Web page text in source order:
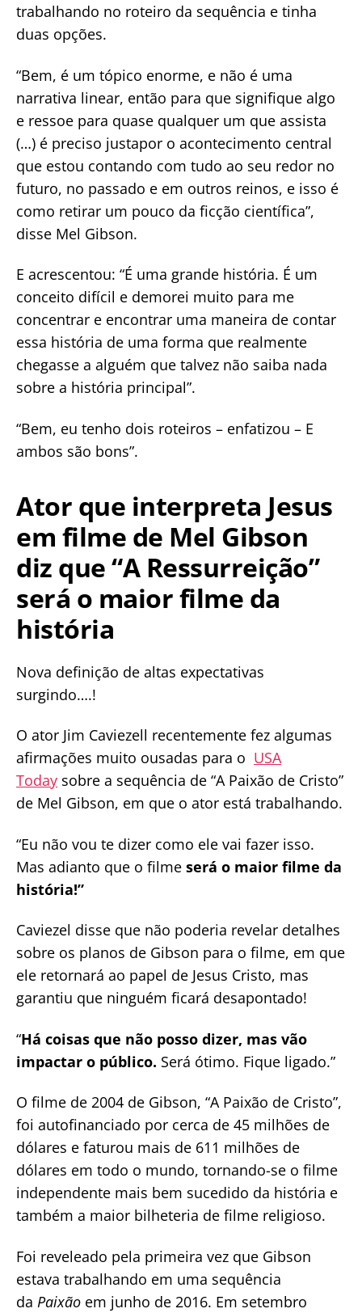
trabalhando no roteiro da sequência e tinha
duas opções.
“Bem, é um tópico enorme, e não é uma
narrativa linear, então para que signifique algo
e ressoe para quase qualquer um que assista
(…) é preciso justapor o acontecimento central
que estou contando com tudo ao seu redor no
futuro, no passado e em outros reinos, e isso é
como retirar um pouco da ficção científica”,
disse Mel Gibson.
E acrescentou: “É uma grande história. É um
conceito difícil e demorei muito para me
concentrar e encontrar uma maneira de contar
essa história de uma forma que realmente
chegasse a alguém que talvez não saiba nada
sobre a história principal”.
“Bem, eu tenho dois roteiros – enfatizou – E
ambos são bons”.
Ator que interpreta Jesus
em filme de Mel Gibson
diz que “A Ressurreição”
será o maior filme da
história
Nova definição de altas expectativas
surgindo….!
O ator Jim Caviezell recentemente fez algumas
afirmações muito ousadas para o USA
Today sobre a sequência de “A Paixão de Cristo”
de Mel Gibson, em que o ator está trabalhando.
“Eu não vou te dizer como ele vai fazer isso.
Mas adianto que o filme será o maior filme da
história!”
Caviezel disse que não poderia revelar detalhes
sobre os planos de Gibson para o filme, em que
ele retornará ao papel de Jesus Cristo, mas
garantiu que ninguém ficará desapontado!
“Há coisas que não posso dizer, mas vão
impactar o público. Será ótimo. Fique ligado.”
O filme de 2004 de Gibson, “A Paixão de Cristo”,
foi autofinanciado por cerca de 45 milhões de
dólares e faturou mais de 611 milhões de
dólares em todo o mundo, tornando-se o filme
independente mais bem sucedido da história e
também a maior bilheteria de filme religioso.
Foi reveleado pela primeira vez que Gibson
estava trabalhando em uma sequência
da Paixão em junho de 2016. Em setembro